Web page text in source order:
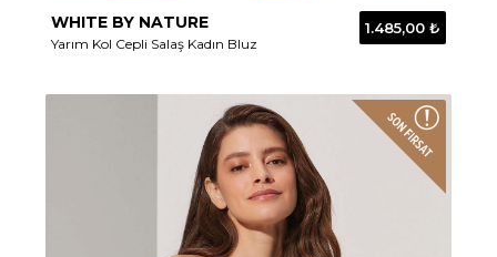
WHITE BY NATURE
Yarım Kol Cepli Salaş Kadın Bluz
1.485,00 ₺